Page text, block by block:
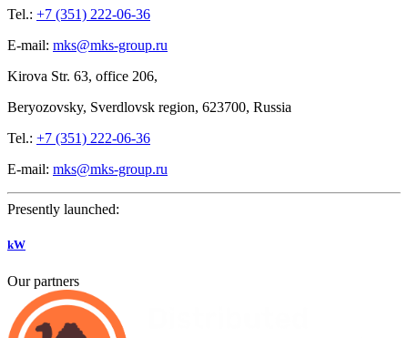
Tel.: +7 (351) 222-06-36
E-mail: mks@mks-group.ru
Kirova Str. 63, office 206,
Beryozovsky, Sverdlovsk region, 623700, Russia
Tel.: +7 (351) 222-06-36
E-mail: mks@mks-group.ru
Presently launched:
kW
Our partners